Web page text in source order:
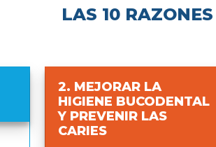
LAS 10 RAZONES
2. MEJORAR LA
HIGIENE BUCODENTAL
Y PREVENIR LAS
CARIES